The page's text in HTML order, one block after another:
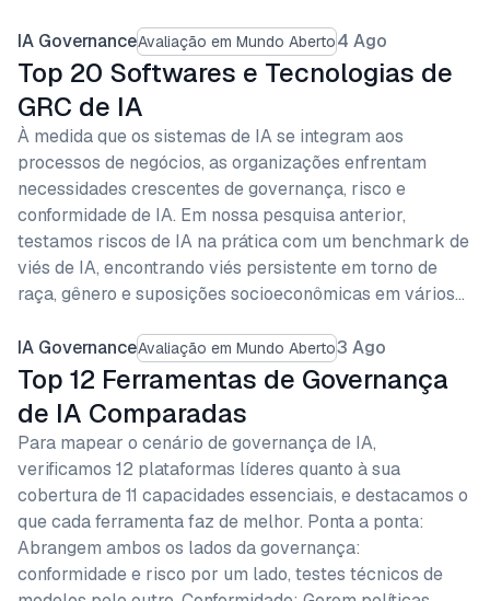
IA GovernanceAvaliação em Mundo Aberto4 Ago
Top 20 Softwares e Tecnologias de
GRC de IA
À medida que os sistemas de IA se integram aos
processos de negócios, as organizações enfrentam
necessidades crescentes de governança, risco e
conformidade de IA. Em nossa pesquisa anterior,
testamos riscos de IA na prática com um benchmark de
viés de IA, encontrando viés persistente em torno de
raça, gênero e suposições socioeconômicas em vários…
IA GovernanceAvaliação em Mundo Aberto3 Ago
Top 12 Ferramentas de Governança
de IA Comparadas
Para mapear o cenário de governança de IA,
verificamos 12 plataformas líderes quanto à sua
cobertura de 11 capacidades essenciais, e destacamos o
que cada ferramenta faz de melhor. Ponta a ponta:
Abrangem ambos os lados da governança:
conformidade e risco por um lado, testes técnicos de